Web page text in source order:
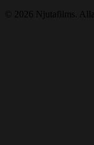
© 2026 Njutafilms. Alla